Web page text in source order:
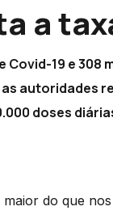
a
Covid-19 e
autoridades
doses
do que